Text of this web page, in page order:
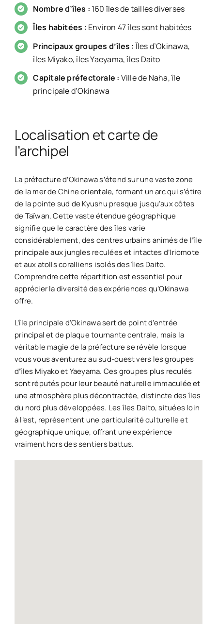
Nombre d’îles : 160 îles de tailles diverses
Îles habitées : Environ 47 îles sont habitées
Principaux groupes d’îles : Îles d’Okinawa,
îles Miyako, îles Yaeyama, îles Daito
Capitale préfectorale : Ville de Naha, île
principale d’Okinawa
Localisation et carte de
l’archipel
La préfecture d’Okinawa s’étend sur une vaste zone
de la mer de Chine orientale, formant un arc qui s’étire
de la pointe sud de Kyushu presque jusqu’aux côtes
de Taïwan. Cette vaste étendue géographique
signifie que le caractère des îles varie
considérablement, des centres urbains animés de l’île
principale aux jungles reculées et intactes d’Iriomote
et aux atolls coralliens isolés des îles Daito.
Comprendre cette répartition est essentiel pour
apprécier la diversité des expériences qu’Okinawa
offre.
L’île principale d’Okinawa sert de point d’entrée
principal et de plaque tournante centrale, mais la
véritable magie de la préfecture se révèle lorsque
vous vous aventurez au sud-ouest vers les groupes
d’îles Miyako et Yaeyama. Ces groupes plus reculés
sont réputés pour leur beauté naturelle immaculée et
une atmosphère plus décontractée, distincte des îles
du nord plus développées. Les îles Daito, situées loin
à l’est, représentent une particularité culturelle et
géographique unique, offrant une expérience
vraiment hors des sentiers battus.